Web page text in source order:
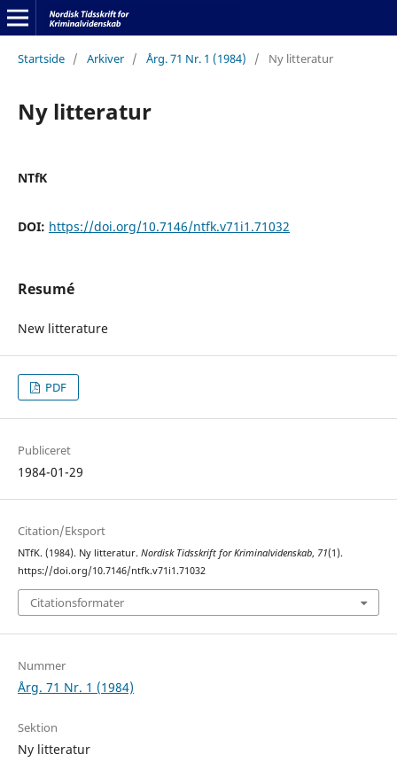
Startside / Arkiver / Årg. 71 Nr. 1 (1984) / Ny litteratur
Ny litteratur
NTfK
DOI: https://doi.org/10.7146/ntfk.v71i1.71032
Resumé
New litterature
PDF
Publiceret
1984-01-29
Citation/Eksport
NTfK. (1984). Ny litteratur. Nordisk Tidsskrift for Kriminalvidenskab, 71(1).
https://doi.org/10.7146/ntfk.v71i1.71032
Citationsformater
Nummer
Årg. 71 Nr. 1 (1984)
Sektion
Ny litteratur